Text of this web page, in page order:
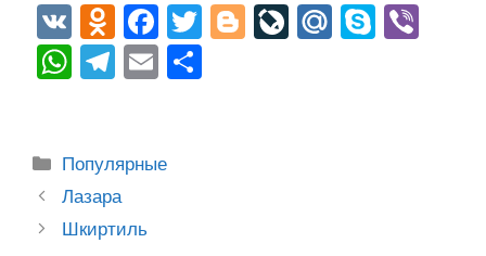
V
K
O
d
n
kl
a
ss
F
a
c
b
T
Bl Li
M S
W
s
A
p
T
gr
a
m
E
Рубрики
Популярные
Post
navigation
Лазара
Шкиртиль